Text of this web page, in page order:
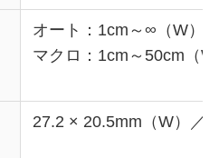
オート：1cm～∞（W）
マクロ：1cm～50cm（
27.2 × 20.5mm（W）／